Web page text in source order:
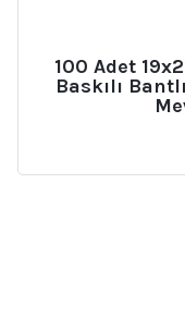
100 Adet
Baskılı